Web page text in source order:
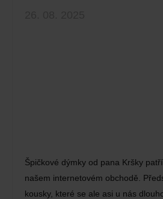
Špičkové dýmky od pana Kršky
našem internetovém obchodě.
kousky, které se ale asi u nás